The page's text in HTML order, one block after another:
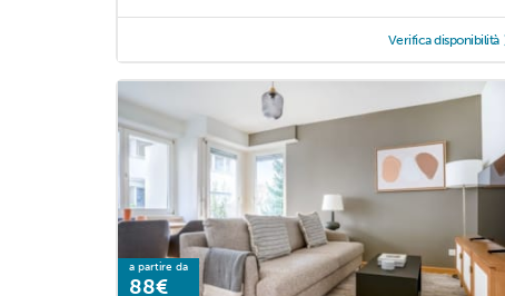
Verifica disponibilità
a partire da
88€